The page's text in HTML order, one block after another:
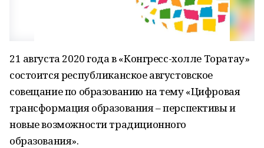
21 августа 2020 года в «Конгресс-холле Торатау»
состоится республиканское августовское
совещание по образованию на тему «Цифровая
трансформация образования – перспективы и
новые возможности традиционного
образования».